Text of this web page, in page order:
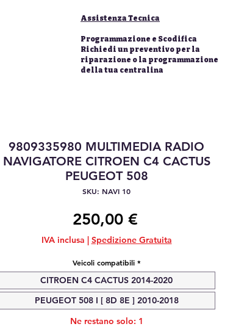
Assistenza Tecnica
Programmazione e Scodifica
Richiedi un preventivo per la
riparazione o la programmazione
della tua centralina
9809335980 MULTIMEDIA RADIO
NAVIGATORE CITROEN C4 CACTUS
PEUGEOT 508
SKU: NAVI 10
250,00 €Prezzo
IVA inclusa | Spedizione Gratuita
Veicoli compatibili *
CITROEN C4 CACTUS 2014-2020
PEUGEOT 508 I [ 8D 8E ] 2010-2018
Ne restano solo: 1